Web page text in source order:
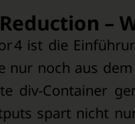
–
4 ist die
nur noch aus
div-Container
spart nicht